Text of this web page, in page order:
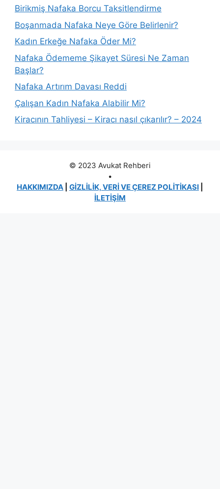
Birikmiş Nafaka Borcu Taksitlendirme
Boşanmada Nafaka Neye Göre Belirlenir?
Kadın Erkeğe Nafaka Öder Mi?
Nafaka Ödememe Şikayet Süresi Ne Zaman
Başlar?
Nafaka Artırım Davası Reddi
Çalışan Kadın Nafaka Alabilir Mi?
Kiracının Tahliyesi – Kiracı nasıl çıkarılır? – 2024
© 2023 Avukat Rehberi
•
HAKKIMIZDA
GİZLİLİK, VERİ VE ÇEREZ POLİTİKASI
İLETİŞİM